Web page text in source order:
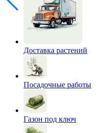
Доставка растений
Посадочные работы
Газон под ключ